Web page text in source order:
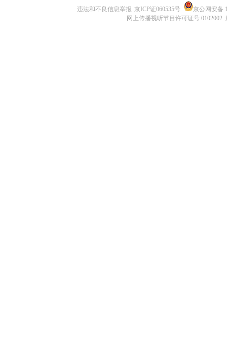
违法和不良信息举报 京ICP证060535号
京公网安备
网上传播视听节目许可证号 0102002